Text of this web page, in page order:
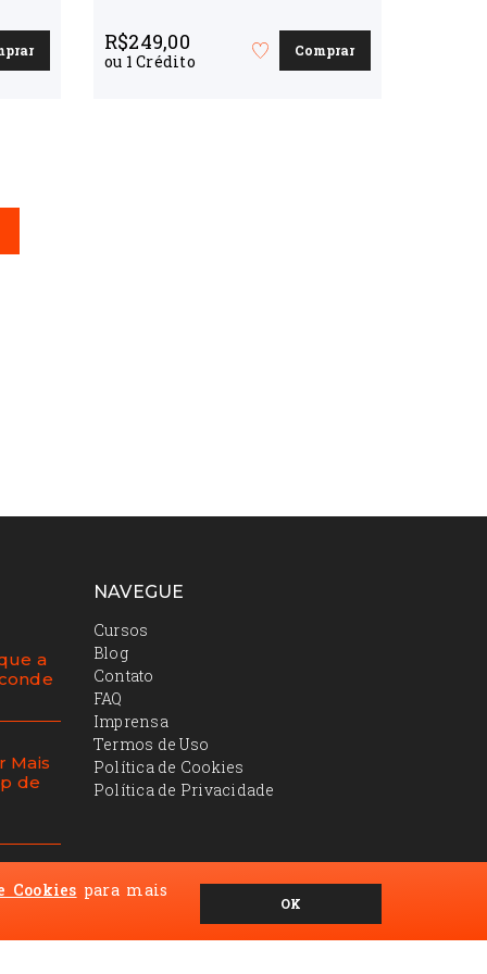
R$249,00
ou 1 Crédito
FavoriteComprar
a
Mais
de
NAVEGUE
Cursos
Blog
Contato
FAQ
Imprensa
Termos de Uso
Política de Cookies
Política de Privacidade
Cookies para mais
OK